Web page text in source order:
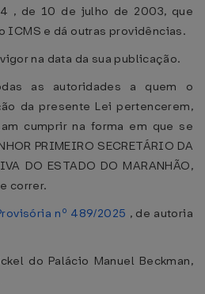
, de 10 de julho de 2003, que
ICMS e dá outras providências.
na data da sua publicação.
as autoridades a quem o
da presente Lei pertencerem,
cumprir na forma em que se
PRIMEIRO SECRETÁRIO DA
DO ESTADO DO MARANHÃO,
correr.
nº 489/2025 , de autoria
do Palácio Manuel Beckman,